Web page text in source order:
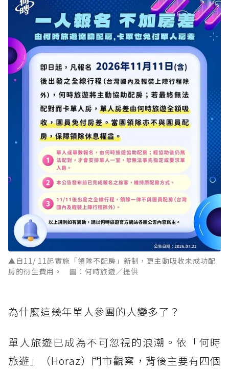
▲自11/ 11起實施「領隊不配房」新制，更主動吸收未成功配
房的衍生費用。 圖：何時旅遊／提供
為什麼這幾年單人參團的人變多了？
單人旅遊已成為不可忽視的浪潮。依「何時
旅遊」（Horaz）門市觀察，背後主要有四個